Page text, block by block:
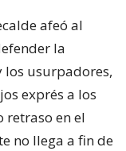
afeó al
la
usurpadores,
exprés a los
retraso en el
no llega a fin de